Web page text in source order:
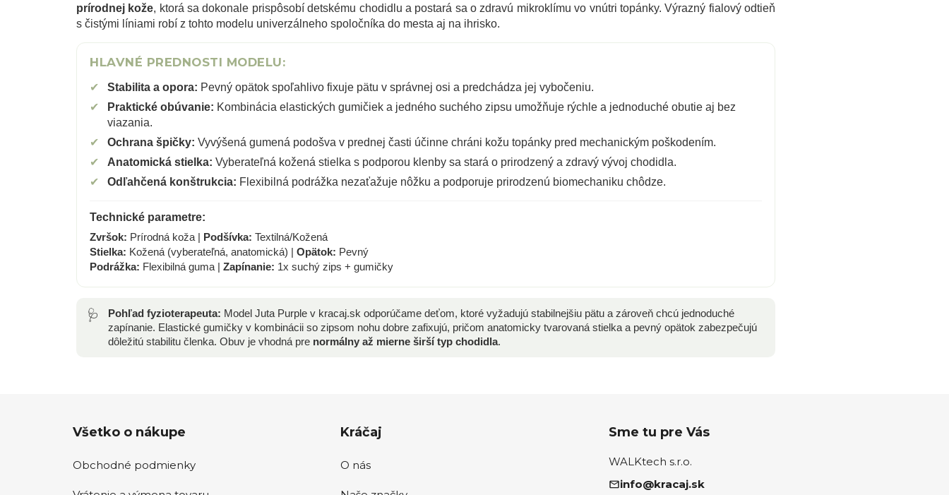
prírodnej kože, ktorá sa dokonale prispôsobí detskému chodidlu a postará sa o zdravú mikroklímu vo vnútri topánky. Výrazný fialový odtieň
s čistými líniami robí z tohto modelu univerzálneho spoločníka do mesta aj na ihrisko.
HLAVNÉ PREDNOSTI MODELU:
✔ Stabilita a opora: Pevný opätok spoľahlivo fixuje pätu v správnej osi a predchádza jej vybočeniu.
✔
Praktické obúvanie: Kombinácia elastických gumičiek a jedného suchého zipsu umožňuje rýchle a jednoduché obutie aj bez
viazania.
✔
Ochrana špičky: Vyvýšená gumená podošva v prednej časti účinne chráni kožu topánky pred mechanickým poškodením.
✔
Anatomická stielka: Vyberateľná kožená stielka s podporou klenby sa stará o prirodzený a zdravý vývoj chodidla.
✔
Odľahčená konštrukcia: Flexibilná podrážka nezaťažuje nôžku a podporuje prirodzenú biomechaniku chôdze.
Technické parametre:
Zvršok: Prírodná koža | Podšívka: Textilná/Kožená
Stielka: Kožená (vyberateľná, anatomická) | Opätok: Pevný
Podrážka: Flexibilná guma | Zapínanie: 1x suchý zips + gumičky
🩺 Pohľad fyzioterapeuta: Model Juta Purple v kracaj.sk odporúčame deťom, ktoré vyžadujú stabilnejšiu pätu a zároveň chcú jednoduché
zapínanie. Elastické gumičky v kombinácii so zipsom nohu dobre zafixujú, pričom anatomicky tvarovaná stielka a pevný opätok zabezpečujú
dôležitú stabilitu členka. Obuv je vhodná pre normálny až mierne širší typ chodidla.
Všetko o nákupe
Obchodné podmienky
Kráčaj
O nás
Sme tu pre Vás
WALKtech s.r.o.
info@kracaj.sk